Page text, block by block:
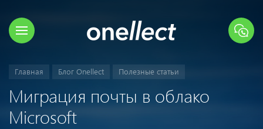
Главная Блог Onellect Полезные статьи
Миграция почты в облако
Microsoft